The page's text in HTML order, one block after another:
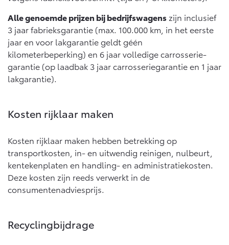
Corolla Cross
HYBRIDE
Toyota C-HR
OOK ALS PLUG-IN
HYBRIDE
Toyota C-HR+
BATTERIJ-ELEKTRISCH
Vanaf € 37.995,-
RAV4
PLUG-IN HYBRIDE
10 jaar batterijgarantie
Toyota fabrieksgarantie
Onderdelen & Accessoires
Onderdelen
Banden
Connected
Connected Services
MyToyota login
Multimedia
Verzekeren
Toyota Autoverzekering
Toyota Hybride Autoverzekering
Bedrijfswagens
Bedrijfswagens op maat
Financieren of leasen
Verzekeren
Alle genoemde prijzen bij bedrijfswagens zijn inclusief
3 jaar fabrieksgarantie (max. 100.000 km, in het eerste
jaar en voor lakgarantie geldt géén
kilometerbeperking) en 6 jaar volledige carrosserie-
garantie (op laadbak 3 jaar carrosseriegarantie en 1 jaar
lakgarantie).
Kosten rijklaar maken
Kosten rijklaar maken hebben betrekking op
transportkosten, in- en uitwendig reinigen, nulbeurt,
kentekenplaten en handling- en administratiekosten.
Deze kosten zijn reeds verwerkt in de
consumentenadviesprijs.
Recyclingbijdrage